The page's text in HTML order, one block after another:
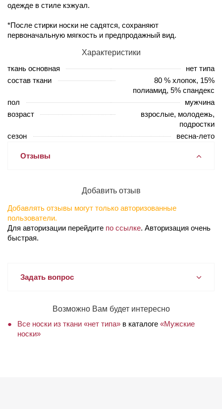
одежде в стиле кэжуал.
*После стирки носки не садятся, сохраняют
первоначальную мягкость и предпродажный вид.
Характеристики
ткань основная
нет типа
состав ткани
80 % хлопок, 15%
полиамид, 5% спандекс
пол
мужчина
возраст
взрослые, молодежь,
подростки
сезон
весна-лето
Отзывы
Добавить отзыв
Добавлять отзывы могут только авторизованные
пользователи.
Для авторизации перейдите по ссылке. Авторизация очень
быстрая.
Задать вопрос
Возможно Вам будет интересно
Все носки из ткани «нет типа» в каталоге «Мужские
носки»